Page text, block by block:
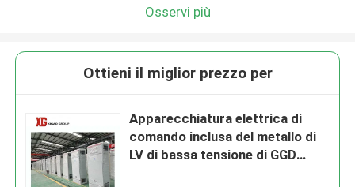
Osservi più
Ottieni il miglior prezzo per
Apparecchiatura elettrica di
comando inclusa del metallo di
LV di bassa tensione di GGD